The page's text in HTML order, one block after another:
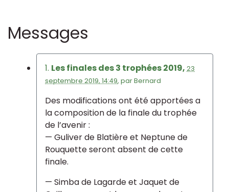
Messages
1. Les finales des 3 trophées 2019, 23
septembre 2019, 14:49, parBernard
Des modifications ont été apportées a
la composition de la finale du trophée
de l’avenir :
— Guliver de Blatière et Neptune de
Rouquette seront absent de cette
finale.
— Simba de Lagarde et Jaquet de